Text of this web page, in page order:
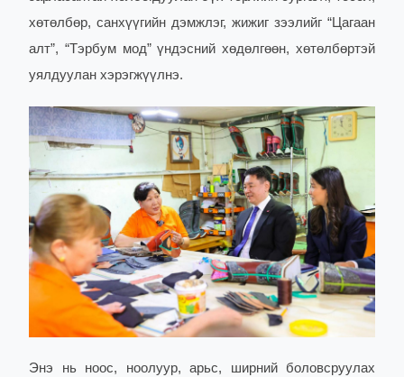
хөтөлбөр, санхүүгийн дэмжлэг, жижиг зээлийг “Цагаан
алт”, “Тэрбум мод” үндэсний хөдөлгөөн, хөтөлбөртэй
уялдуулан хэрэгжүүлнэ.
Энэ нь ноос, ноолуур, арьс, ширний боловсруулах